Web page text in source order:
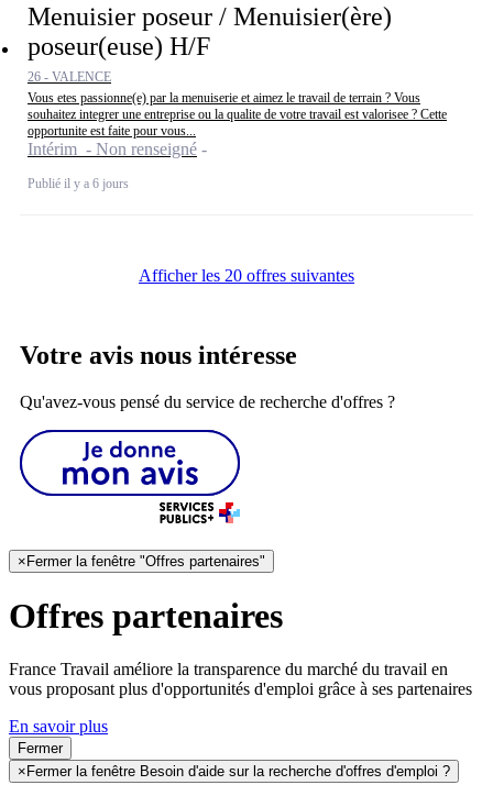
Menuisier poseur / Menuisier(ère)
poseur(euse) H/F
26 - VALENCE
Vous etes passionne(e) par la menuiserie et aimez le travail de terrain ? Vous
souhaitez integrer une entreprise ou la qualite de votre travail est valorisee ? Cette
opportunite est faite pour vous...
Intérim - Non renseigné
Publié il y a 6 jours
Afficher les 20 offres suivantes
Votre avis nous intéresse
Qu'avez-vous pensé du service de recherche d'offres ?
×Fermer la fenêtre "Offres partenaires"
Offres partenaires
France Travail améliore la transparence du marché du travail en
vous proposant plus d'opportunités d'emploi grâce à ses partenaires
En savoir plus
Fermer
× Fermer la fenêtre Besoin d'aide sur la recherche d'offres d'emploi ?